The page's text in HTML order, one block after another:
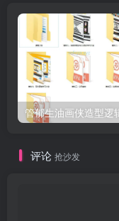
评论 抢沙发